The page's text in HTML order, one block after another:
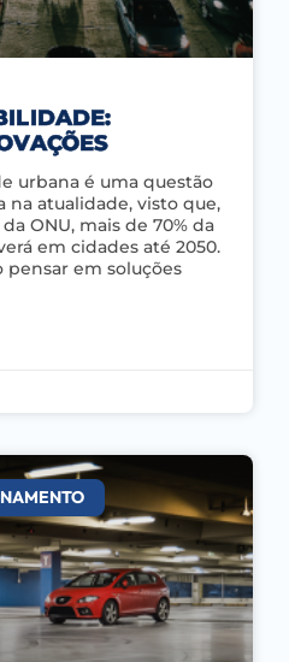
urbana é uma questão
atualidade, visto que,
ONU, mais de 70% da
em cidades até 2050.
pensar em soluções